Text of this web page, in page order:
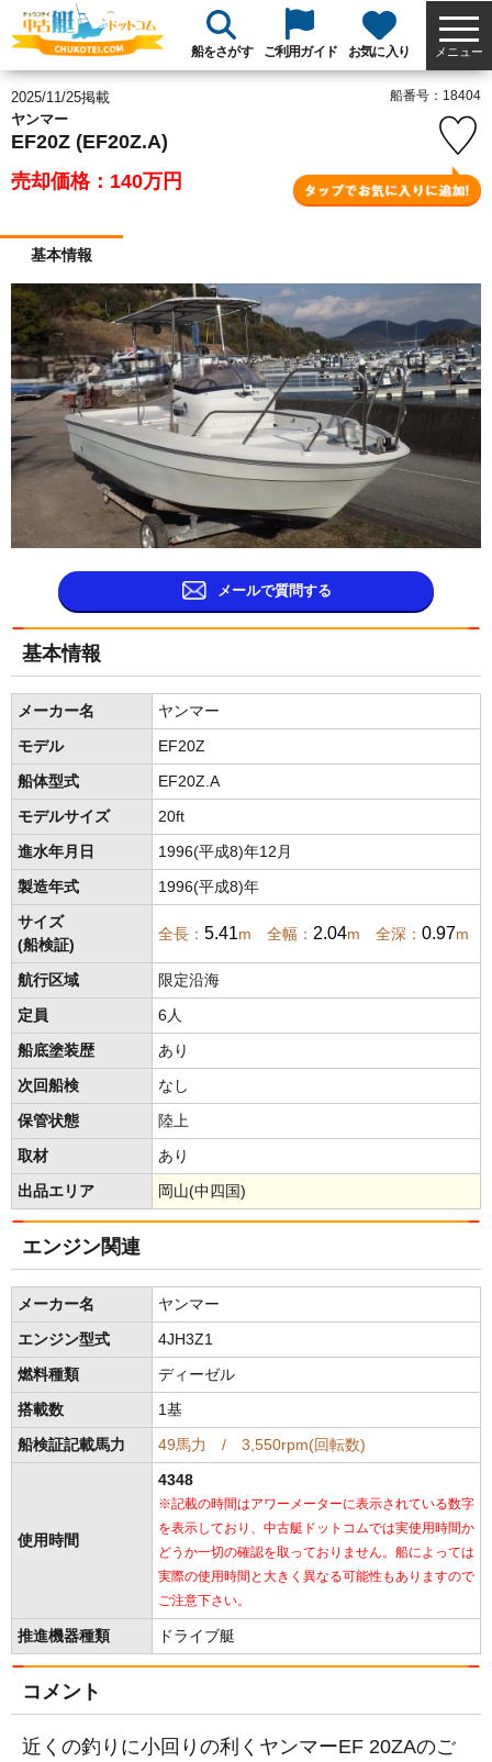
船をさがす ご利用ガイド お気に入り メニュー
2025/11/25掲載
ヤンマー
EF20Z (EF20Z.A)
売却価格：140万円
船番号：18404
基本情報
メールで質問する
基本情報
メーカー名 ヤンマー
モデル EF20Z
船体型式 EF20Z.A
モデルサイズ 20ft
進水年月日 1996(平成8)年12月
製造年式 1996(平成8)年
サイズ
(船検証)
全長： 5.41m 全幅： 2.04m 全深： 0.97m
航行区域 限定沿海
定員 6人
船底塗装歴 あり
次回船検 なし
保管状態 陸上
取材 あり
出品エリア 岡山(中四国)
エンジン関連
メーカー名 ヤンマー
エンジン型式 4JH3Z1
燃料種類 ディーゼル
搭載数 1基
船検証記載馬力 49馬力 / 3,550rpm(回転数)
使用時間
4348
※記載の時間はアワーメーターに表示されている数字
を表示しており、中古艇ドットコムでは実使用時間か
どうか一切の確認を取っておりません。船によっては
実際の使用時間と大きく異なる可能性もありますので
ご注意下さい。
推進機器種類 ドライブ艇
コメント
近くの釣りに小回りの利くヤンマーEF 20ZAのご